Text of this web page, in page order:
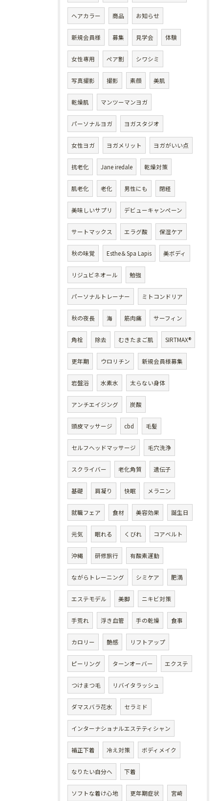
ヘアカラー 商品 お知らせ
新規会員様 募集 見学会 体験
女性専用 ペア割 シワシミ
写真撮影 撮影 素顔 美肌
乾燥肌 マンツーマンヨガ
パーソナルヨガ ヨガスタジオ
女性ヨガ ヨガメリット ヨガがいい点
抗老化 Jane iredale 乾燥対策
肌老化 老化 男性にも 閉経
美味しいサプリ デビューキャンペーン
サートマックス エラグ酸 保湿ケア
秋の味覚 Esthe＆Spa Lapis 美ボディ
リジュビネオール 勉強
パーソナルトレーナー ミトコンドリア
秋の夜長 海 筋肉痛 サーフィン
角栓 除去 むきたまご肌 SIRTMAX®
更年期 ウロリチン 新規会員様募集
岩盤浴 水素水 太らない身体
アンチエイジング 炭酸
頭皮マッサージ cbd 毛髪
セルフヘッドマッサージ 毛穴洗浄
スクライバー 老化角質 遺伝子
基礎 肩凝り 快眠 メラニン
就職フェア 食材 美容効果 誕生日
元気 眠れる くびれ コアベルト
沖縄 研修旅行 有酸素運動
ながらトレーニング シミケア 肥満
エステモデル 美脚 ニキビ対策
手荒れ 浮き血管 手の乾燥 食事
カロリー 艶感 リフトアップ
ピーリング ターンオーバー エクステ
つけまつ毛 リバイタラッシュ
ダマスバラ花水 セラミド
インターナショナルエステティシャン
補正下着 冷え対策 ボディメイク
なりたい自分へ 下着
ソフトな着け心地 更年期症状 宮崎